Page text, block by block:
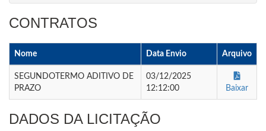
CONTRATOS
Nome Data Envio Arquivo
SEGUNDOTERMO ADITIVO DE
PRAZO
03/12/2025
12:12:00
Baixar
DADOS DA LICITAÇÃO